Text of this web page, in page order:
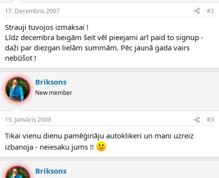
17. Decembris 2007 #2
Strauji tuvojos izmaksai !
Līdz decembra beigām šeit vēl pieejami arī paid to signup -
daži par diezgan lielām summām. Pēc jaunā gada vairs
nebūšot !
Briksons
New member
15. Janvāris 2008 #3
Tikai vienu dienu pamēģināju autoklikeri un mani uzreiz
izbanoja - neiesaku jums !!
Briksons